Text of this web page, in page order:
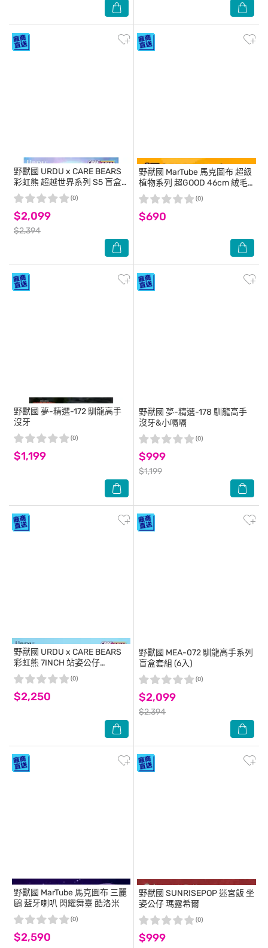
野獸國 URDU x CARE BEARS
彩虹熊 超越世界系列 S5 盲盒
套組 (6入)
$2,099
$2,394
(0)
野獸國 MarTube 馬克圖布 超級
植物系列 超GOOD 46cm 絨毛
玩偶
$690
(0)
野獸國 夢-精選-172 馴龍高手
沒牙
$1,199
(0)
野獸國 夢-精選-178 馴龍高手
沒牙&小嗝嗝
$999
$1,199
(0)
野獸國 URDU x CARE BEARS
彩虹熊 7INCH 站姿公仔
Grumpy Bear
$2,250
(0)
野獸國 MEA-072 馴龍高手系列
盲盒套組 (6入)
$2,099
$2,394
(0)
野獸國 MarTube 馬克圖布 三麗
鷗 藍牙喇叭 閃耀舞臺 酷洛米
$2,590
(0)
野獸國 SUNRISEPOP 迷宮飯 坐
姿公仔 瑪露希爾
$999
(0)